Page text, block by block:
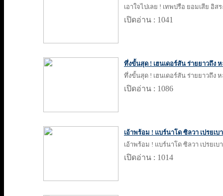
เอาใจไปเลย ! เทพปรือ ยอมเสีย อิ
เปิดอ่าน : 1041
ทึ่งขั้นสุด ! เฮนเดอร์สัน ร่ายยาวถึง
ทึ่งขั้นสุด ! เฮนเดอร์สัน ร่ายยาวถึง
เปิดอ่าน : 1086
เอ้าพร้อม ! แบร์นาโด ซิลวา เปรยเ
เอ้าพร้อม ! แบร์นาโด ซิลวา เปรยเ
เปิดอ่าน : 1014